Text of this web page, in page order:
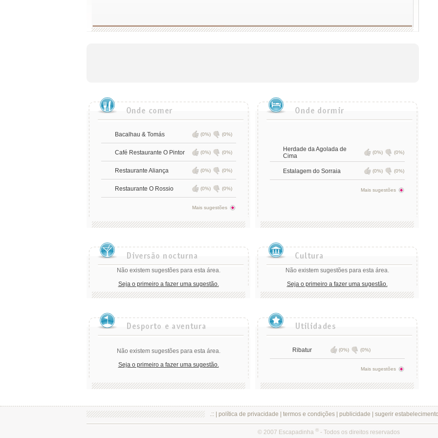
Bacalhau & Tomás (0%) (0%)
Café Restaurante O Pintor (0%) (0%)
Restaurante Aliança (0%) (0%)
Restaurante O Rossio (0%) (0%)
Mais sugestões
Herdade da Agolada de
Cima
(0%) (0%)
Estalagem do Sorraia (0%) (0%)
Mais sugestões
Não existem sugestões para esta área.
Seja o primeiro a fazer uma sugestão.
Não existem sugestões para esta área.
Seja o primeiro a fazer uma sugestão.
Não existem sugestões para esta área.
Seja o primeiro a fazer uma sugestão.
Ribatur (0%) (0%)
Mais sugestões
.:: | política de privacidade termos e condições| publicidade sugerir estabelecimento
© 2007 Escapadinha ®- Todos os direitos reservados